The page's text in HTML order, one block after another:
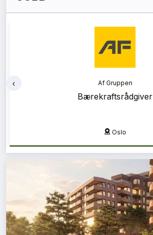
Af Gruppen
Bærekraftsrådgiver
Oslo
‹